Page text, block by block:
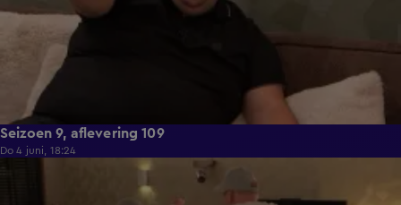
Seizoen 9, aflevering 109
Do 4 juni, 18:24